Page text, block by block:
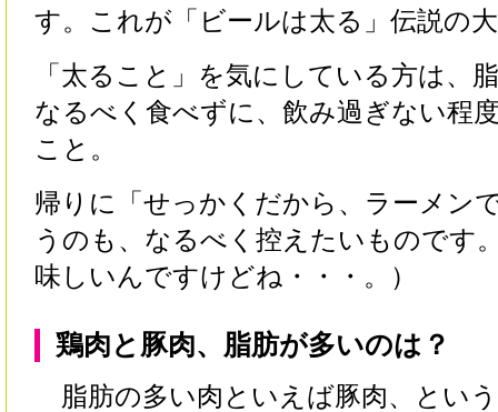
す。これが「ビールは太る」伝説の
「太ること」を気にしている方は、
なるべく食べずに、飲み過ぎない程
こと。
帰りに「せっかくだから、ラーメン
うのも、なるべく控えたいものです
味しいんですけどね・・・。）
鶏肉と豚肉、脂肪が多いのは？
脂肪の多い肉といえば豚肉、とい